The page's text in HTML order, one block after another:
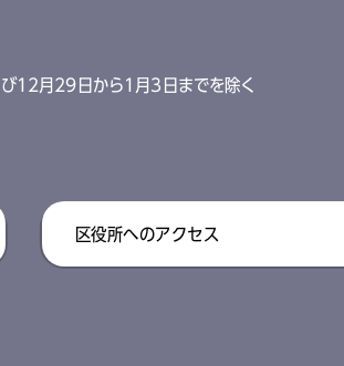
12月29日から1月3日までを除く
区役所へのアクセス